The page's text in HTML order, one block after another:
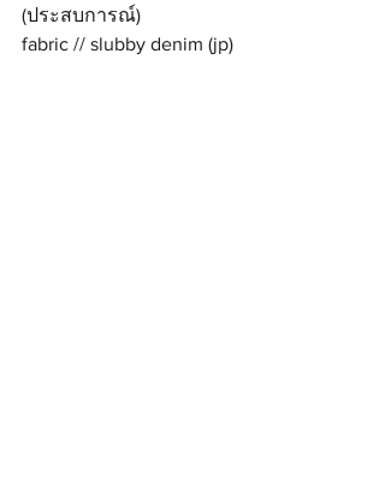
(ประสบการณ์)
fabric // slubby denim (jp)